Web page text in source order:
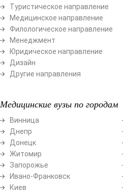
Туристическое направление
Медицинское направление
Филологическое направление
Менеджмент
Юридическое направление
Дизайн
Другие направления
Медицинские вузы по городам
Винница
Днепр
Донецк
Житомир
Запорожье
Ивано-Франковск
Киев